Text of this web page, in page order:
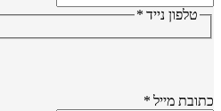
טלפון נייד*
מייל*